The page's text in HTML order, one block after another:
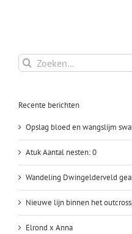
Zoeken
naar:
Recente berichten
Opslag bloed en wangslijm
Atuk Aantal nesten: 0
Wandeling Dwingelderveld
Nieuwe lijn binnen het
Elrond x Anna